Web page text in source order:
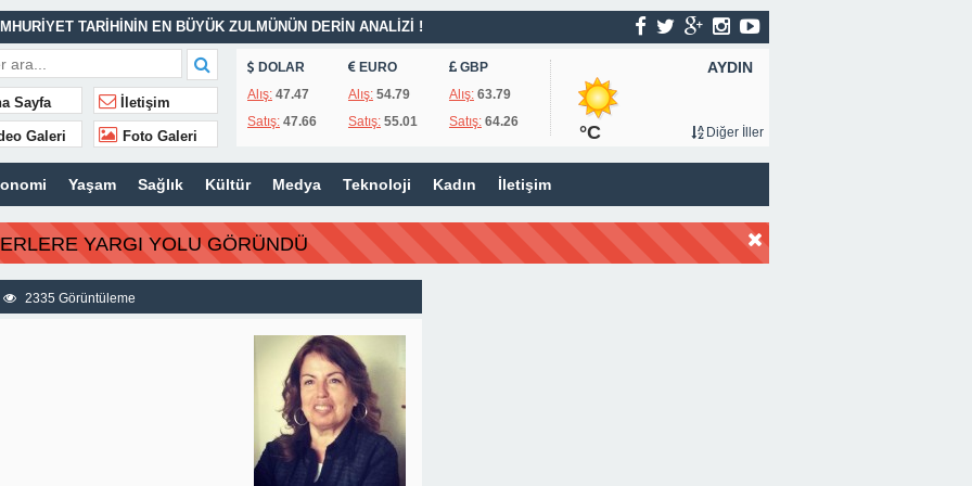
TARİHİNİN EN BÜYÜK ZULMÜNÜN DERİN ANALİZİ !
UNUTULMADI
– 42 “Kırık Şehirlerin Çocukları”
SONU !
Sayfa İletişim
Galeri Foto Galeri
DOLAR
Alış: 47.47
Satış: 47.66
EURO
Alış:54.79
Satış:55.01
GBP
Alış:63.79
Satış:64.26
AYDIN
°C Diğer İller
Yaşam Sağlık Kültür Medya Teknoloji Kadın İletişim
YARGI YOLU GÖRÜNDÜ
2335 Görüntüleme